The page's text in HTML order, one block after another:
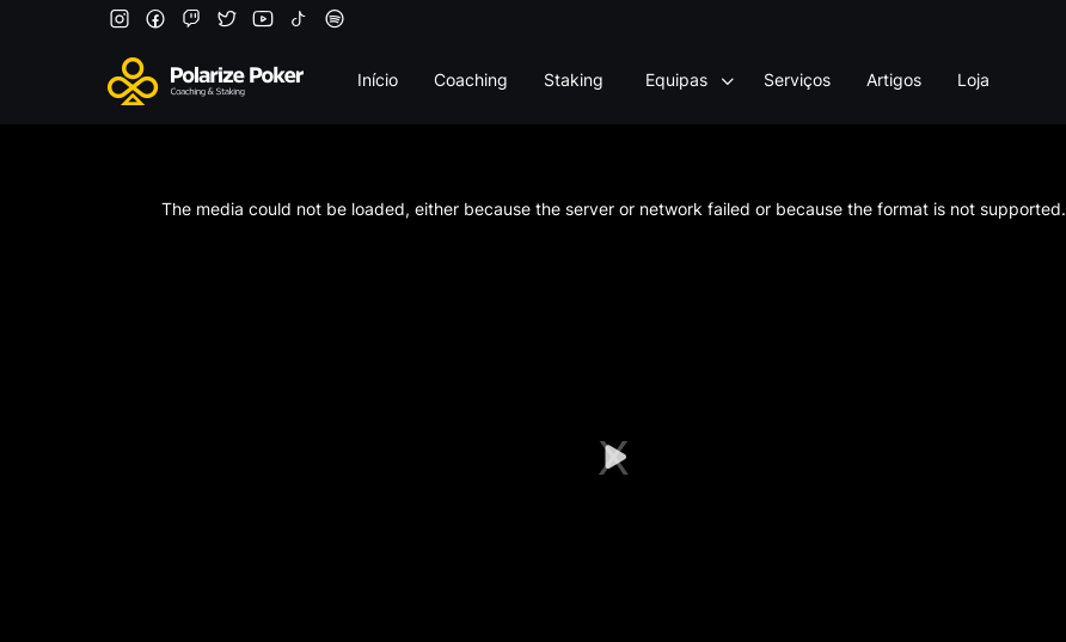
Início Coaching Staking Equipas Serviços Artigos Loja
Play
The media could not be loaded, either because the server or network failed or because the format is not supported.